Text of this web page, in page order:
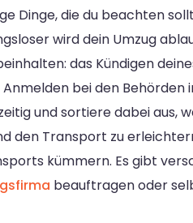
Dinge, die du beachten
wird dein Umzug
das Kündigen
bei den Behörden
und sortiere dabei aus,
den Transport zu
kümmern. Es gibt
beauftragen oder